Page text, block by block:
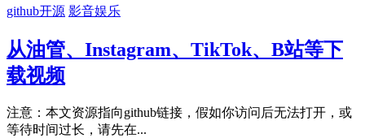
github开源 影音娱乐
从油管、Instagram、TikTok、B站等下
载视频
注意：本文资源指向github链接，假如你访问后无法打开，或
等待时间过长，请先在...